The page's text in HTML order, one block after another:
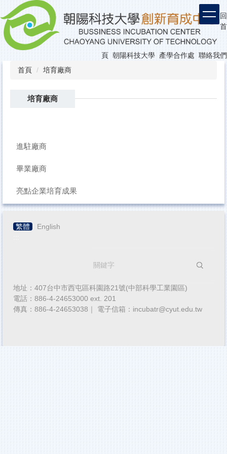
回
首
頁 朝陽科技大學 產學合作處 聯絡我們
首頁
培育廠商
培育廠商
進駐廠商
畢業廠商
亮點企業培育成果
繁體
English
搜尋
地址：407台中市西屯區科園路21號(中部科學工業園區)
電話：886-4-24653000 ext. 201
傳真：886-4-24653038｜ 電子信箱：incubatr@cyut.edu.tw